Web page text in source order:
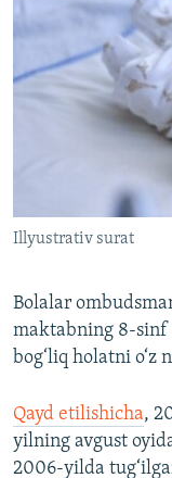
Озодлик
Illyustrativ surat
Bolalar
maktabning 8-sinf
bog‘liq holatni o‘z
Qayd etilishicha,
yilning avgust
2006-yilda